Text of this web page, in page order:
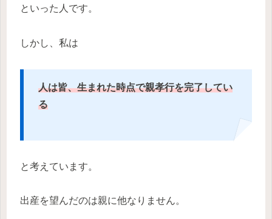
といった人です。
しかし、私は
人は皆、生まれた時点で親孝行を完了してい
る
と考えています。
出産を望んだのは親に他なりません。